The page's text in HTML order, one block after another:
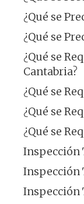
¿Qué se
¿Qué se
¿Qué se
Cantabria?
¿Qué se
¿Qué se
¿Qué se
Inspección
Inspección
Inspección